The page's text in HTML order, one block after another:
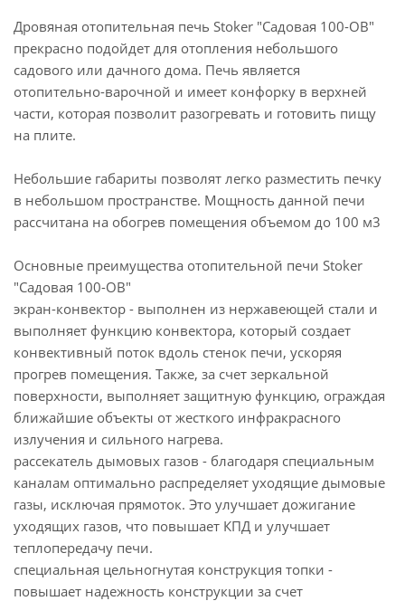
Дровяная отопительная печь Stoker "Садовая 100-ОВ"
прекрасно подойдет для отопления небольшого
садового или дачного дома. Печь является
отопительно-варочной и имеет конфорку в верхней
части, которая позволит разогревать и готовить пищу
на плите.
Небольшие габариты позволят легко разместить печку
в небольшом пространстве. Мощность данной печи
рассчитана на обогрев помещения объемом до 100 м3
Основные преимущества отопительной печи Stoker
"Садовая 100-ОВ"
экран-конвектор - выполнен из нержавеющей стали и
выполняет функцию конвектора, который создает
конвективный поток вдоль стенок печи, ускоряя
прогрев помещения. Также, за счет зеркальной
поверхности, выполняет защитную функцию, ограждая
ближайшие объекты от жесткого инфракрасного
излучения и сильного нагрева.
рассекатель дымовых газов - благодаря специальным
каналам оптимально распределяет уходящие дымовые
газы, исключая прямоток. Это улучшает дожигание
уходящих газов, что повышает КПД и улучшает
теплопередачу печи.
специальная цельногнутая конструкция топки -
повышает надежность конструкции за счет